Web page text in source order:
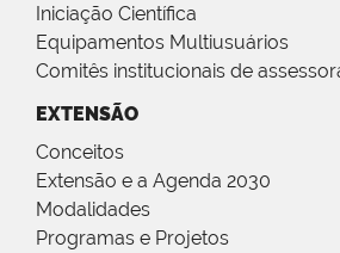
Iniciação Científica
Equipamentos Multiusuários
Comitês institucionais de
EXTENSÃO
Conceitos
Extensão e a Agenda 2030
Modalidades
Programas e Projetos